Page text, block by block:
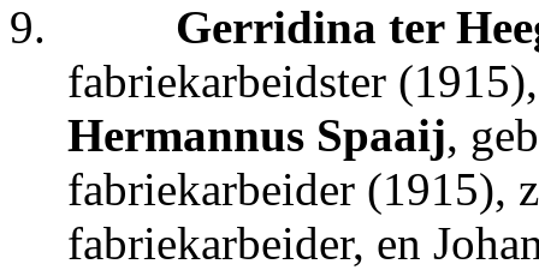
9.
Gerridina ter
fabriekarbeidster
Hermannus Spaaij,
fabriekarbeider (1915),
fabriekarbeider, en